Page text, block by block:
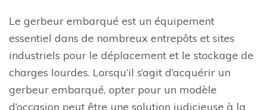
Le gerbeur embarqué est un équipement
essentiel dans de nombreux entrepôts et sites
industriels pour le déplacement et le stockage de
charges lourdes. Lorsqu’il s’agit d’acquérir un
gerbeur embarqué, opter pour un modèle
d’occasion peut être une solution judicieuse à la